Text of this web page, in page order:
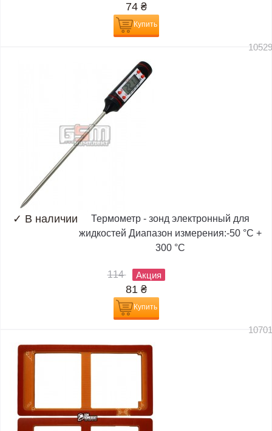
74 ₴
Купить
✓ В наличии
Термометр - зонд электронный для
жидкостей Диапазон измерения:-50 °C +
300 °C
114 Акция
81 ₴
Купить